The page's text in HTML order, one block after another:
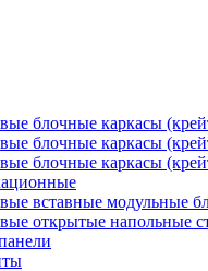
блочные каркасы
блочные каркасы
блочные каркасы
вставные модульные
открытые напольные